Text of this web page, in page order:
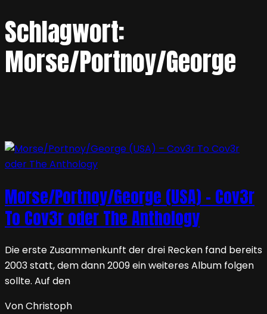
Schlagwort:
Morse/Portnoy/George
Morse/Portnoy/George (USA) – Cov3r
To Cov3r oder The Anthology
Die erste Zusammenkunft der drei Recken fand bereits
2003 statt, dem dann 2009 ein weiteres Album folgen
sollte. Auf den
Von Christoph